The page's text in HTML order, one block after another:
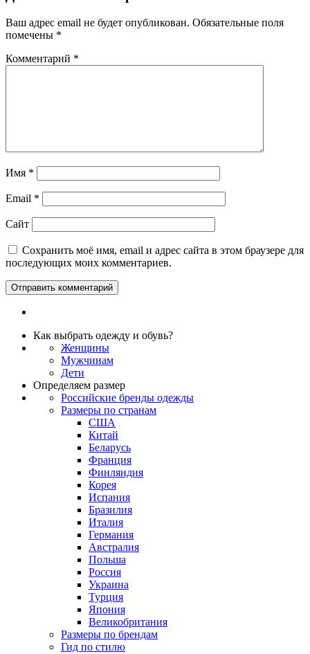
Ваш адрес email не будет опубликован. Обязательные поля
помечены *
Комментарий *
Имя *
Email *
Сайт
Сохранить моё имя, email и адрес сайта в этом браузере для
последующих моих комментариев.
Как выбрать одежду и обувь?
Женщины
Мужчинам
Дети
Определяем размер
Российские бренды одежды
Размеры по странам
США
Китай
Беларусь
Франция
Финляндия
Корея
Испания
Бразилия
Италия
Германия
Австралия
Польша
Россия
Украина
Турция
Япония
Великобритания
Размеры по брендам
Гид по стилю